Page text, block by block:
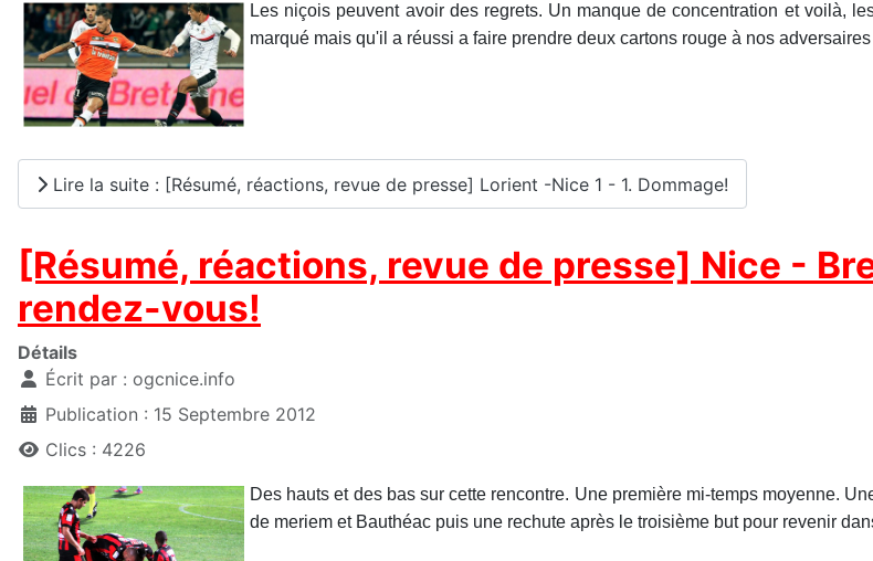
Les niçois peuvent avoir des regrets. Un manque de concentration et voilà,
marqué mais qu'il a réussi a faire prendre deux cartons rouge à nos
Lire la suite : [Résumé, réactions, revue de presse] Lorient -Nice 1 - 1. Dommage!
[Résumé, réactions, revue de presse] Nice -
rendez-vous!
Détails
Écrit par : ogcnice.info
Publication : 15 Septembre 2012
Clics : 4226
Des hauts et des bas sur cette rencontre. Une première mi-temps moyenne.
de meriem et Bauthéac puis une rechute après le troisième but pour revenir